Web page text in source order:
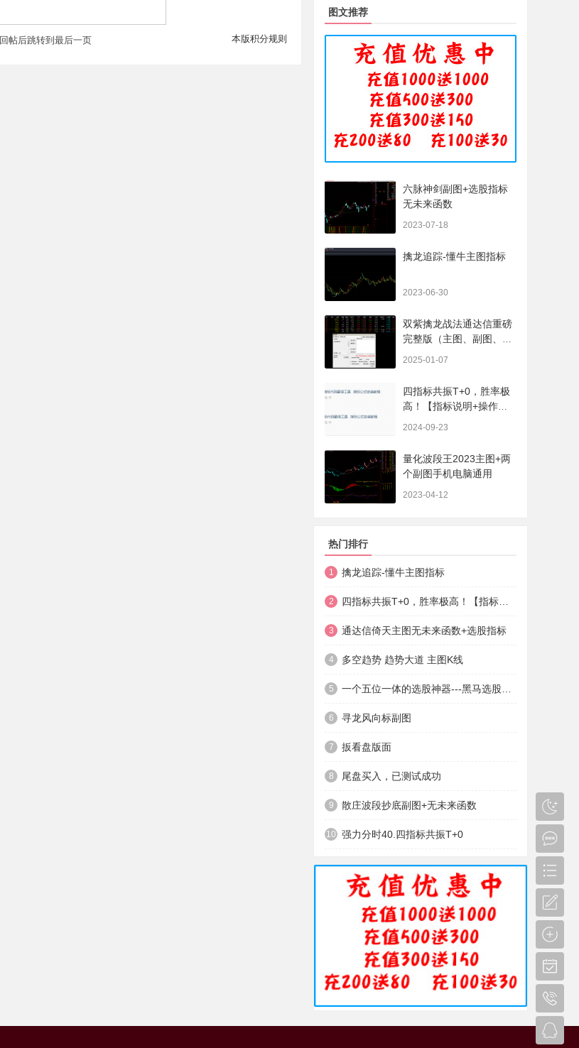
本版积分规则
回帖后跳转到最后一页
图文推荐
六脉神剑副图+选股指标
无未来函数
2023-07-18
擒龙追踪-懂牛主图指标
2023-06-30
双紫擒龙战法通达信重磅
完整版（主图、副图、排
2025-01-07
四指标共振T+0，胜率极
高！【指标说明+操作方
2024-09-23
量化波段王2023主图+两
个副图手机电脑通用
2023-04-12
热门排行
1 擒龙追踪-懂牛主图指标
2
3 通达信倚天主图无未来函数+选股指标
4 多空趋势 趋势大道 主图K线
5
6 寻龙风向标副图
7 扳看盘版面
8 尾盘买入，已测试成功
9 散庄波段抄底副图+无未来函数
10 强力分时40.四指标共振T+0